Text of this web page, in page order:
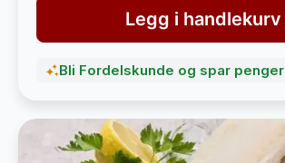
Legg i handlekurv
Bli Fordelskunde og spar penger